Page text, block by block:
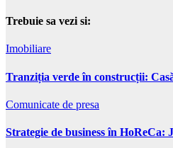
Trebuie sa vezi si:
Imobiliare
Tranziția verde în construcții:
Comunicate de presa
Strategie de business în